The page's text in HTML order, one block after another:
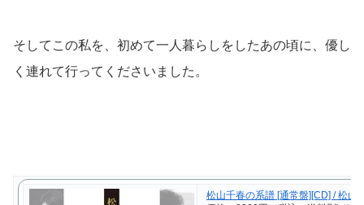
そしてこの私を、初めて一人暮らしをしたあの頃に、優し
く連れて行ってくださいました。
松山千春の系譜 [通常盤][CD] / 松山